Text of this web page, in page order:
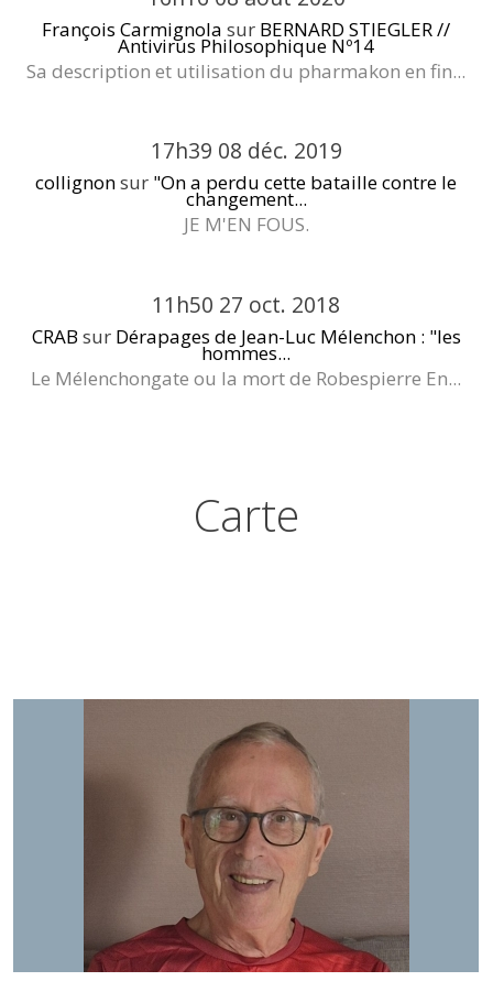
François Carmignola sur BERNARD STIEGLER //
Antivirus Philosophique Nº14
Sa description et utilisation du pharmakon en fin...
17h39 08 déc. 2019
collignonsur "On a perdu cette bataille contre le
changement...
JE M'EN FOUS.
11h50 27 oct. 2018
CRAB sur Dérapages de Jean-Luc Mélenchon : "les
hommes...
Le Mélenchongate ou la mort de Robespierre En...
Carte